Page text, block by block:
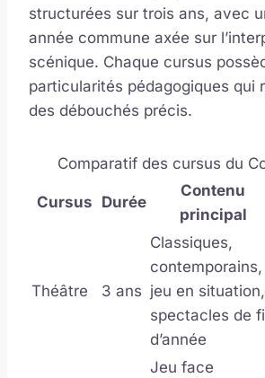
structurées sur trois ans, avec
année commune axée sur
scénique. Chaque cursus
particularités pédagogiques qui
des débouchés précis.
Comparatif des cursus du
Cursus Durée
Contenu
principal
Théâtre 3 ans
Classiques,
contemporains,
jeu en situation,
spectacles de
d’année
Jeu face